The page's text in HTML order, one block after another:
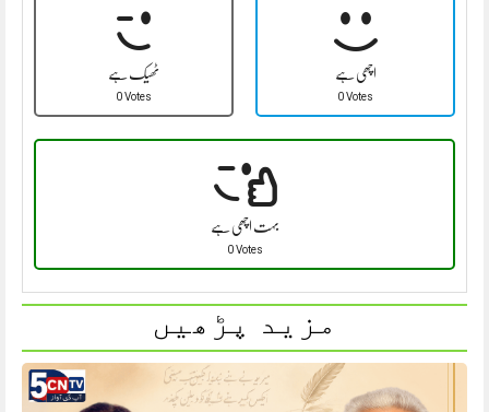
ٹھیک ہے
0 Votes
اچھی ہے
0 Votes
بہت اچھی ہے
0 Votes
مزید پڑھیں